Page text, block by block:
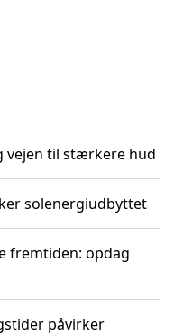
vejen til stærkere hud
solenergiudbyttet
fremtiden: opdag
påvirker